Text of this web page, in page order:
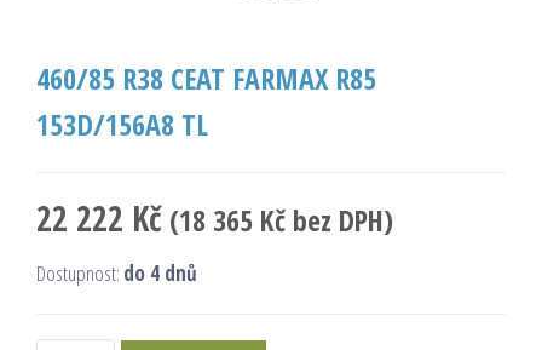
460/85 R38 CEAT FARMAX R85
153D/156A8 TL
22 222 Kč (18 365 Kč bez DPH)
Dostupnost: do 4 dnů